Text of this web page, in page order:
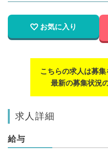
お気に入り
こちらの求人は募集
最新の募集状況
求人詳細
給与